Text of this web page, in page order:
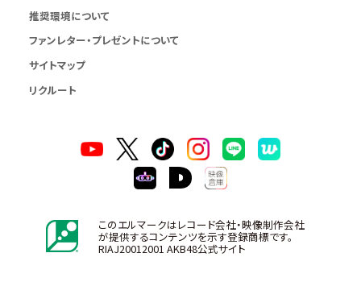
推奨環境について
ファンレター・プレゼントについて
サイトマップ
リクルート
このエルマークはレコード会社・映像制作会社
が提供するコンテンツを示す登録商標です。
RIAJ20012001 AKB48公式サイト